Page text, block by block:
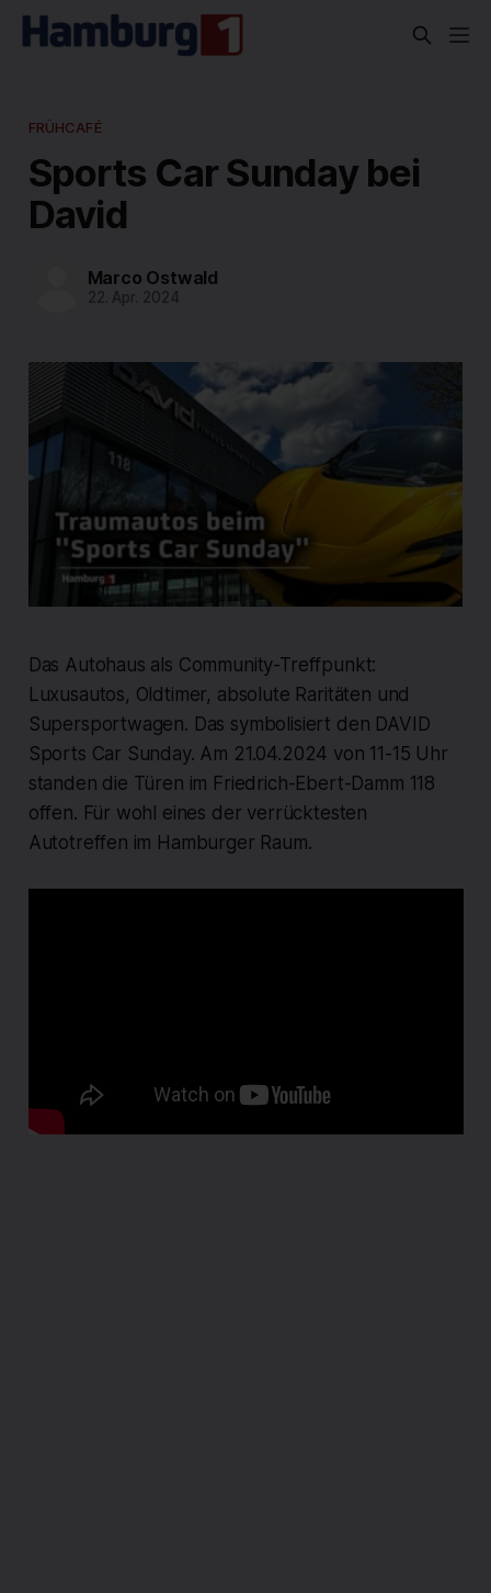
FRÜHCAFÉ
Sports Car Sunday bei
David
Marco Ostwald
22. Apr. 2024
Das Autohaus als Community-Treffpunkt:
Luxusautos, Oldtimer, absolute Raritäten und
Supersportwagen. Das symbolisiert den DAVID
Sports Car Sunday. Am 21.04.2024 von 11-15 Uhr
standen die Türen im Friedrich-Ebert-Damm 118
offen. Für wohl eines der verrücktesten
Autotreffen im Hamburger Raum.